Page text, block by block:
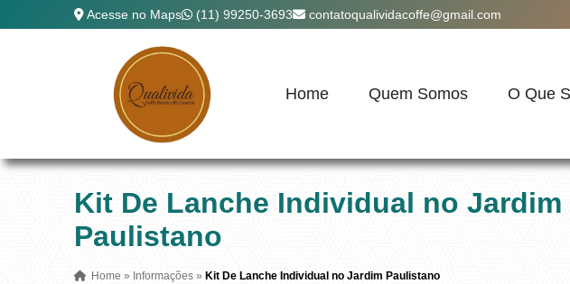
Acesse no Maps (11) 99250-3693 contatoqualividacoffe@gmail.com
Home Quem Somos O Que
Kit De Lanche Individual no Jardim
Paulistano
Home » Informações » Kit De Lanche Individual no Jardim Paulistano